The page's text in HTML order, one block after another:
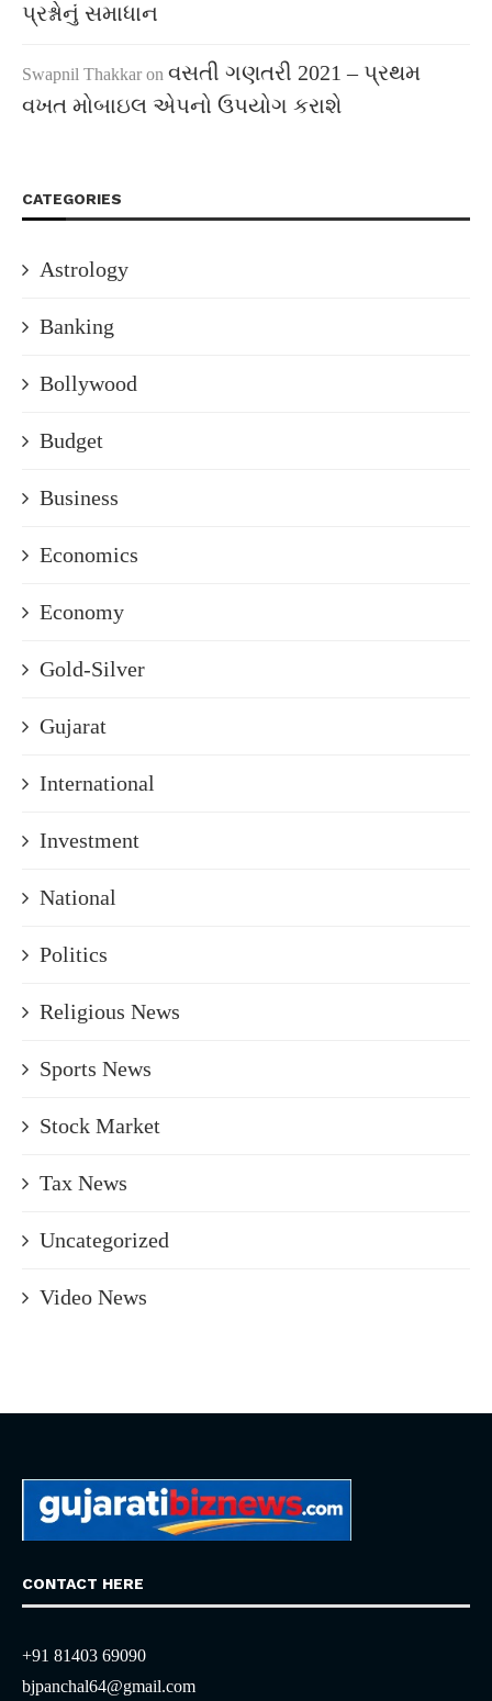
પ્રશ્નોનું સમાધાન
Swapnil Thakkar on વસતી ગણતરી 2021 – પ્રથમ
વખત મોબાઇલ એપનો ઉપયોગ કરાશે
CATEGORIES
Astrology
Banking
Bollywood
Budget
Business
Economics
Economy
Gold-Silver
Gujarat
International
Investment
National
Politics
Religious News
Sports News
Stock Market
Tax News
Uncategorized
Video News
CONTACT HERE
+91 81403 69090
bjpanchal64@gmail.com